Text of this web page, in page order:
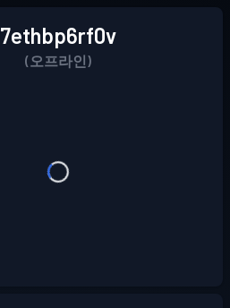
7ethbp6rf0v
(오프라인)